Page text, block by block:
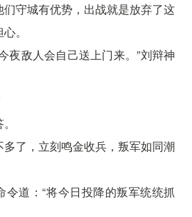
守城有优势，出战就是放弃了这
。
夜敌人会自己送上门来。”刘辩神
了，立刻鸣金收兵，叛军如同潮
令道：“将今日投降的叛军统统抓